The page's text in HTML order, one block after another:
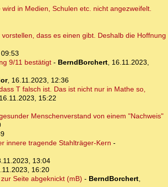
in Medien, Schulen etc. nicht angezweifelt.
dass es einen gibt. Deshalb die Hoffnung
9/11 bestätigt- BerndBorchert, 16.11.2023,
, 16.11.2023, 12:36
T falsch ist. Das ist nicht nur in Mathe so,
16.11.2023, 15:22
Menschenverstand von einem "Nachweis"
innere tragende Stahlträger-Kern -
13:04
16:20
Seite abgeknickt (mB) - BerndBorchert,